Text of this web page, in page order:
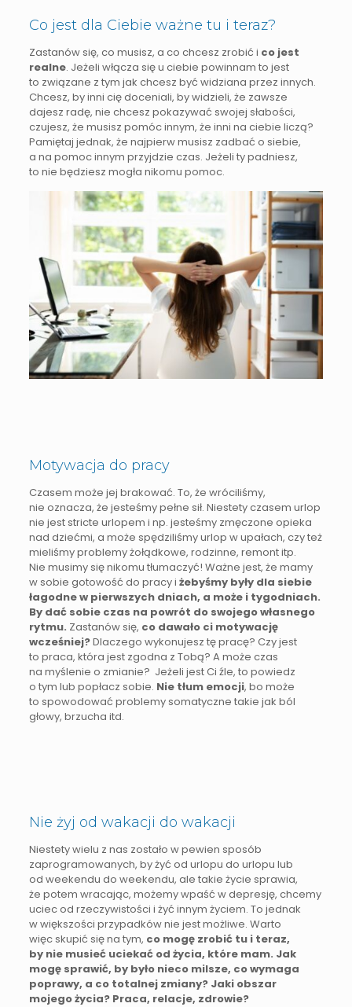
Co jest dla Ciebie ważne tu i teraz?
Zastanów się, co musisz, a co chcesz zrobić i co jest
realne. Jeżeli włącza się u ciebie powinnam to jest
to związane z tym jak chcesz być widziana przez innych.
Chcesz, by inni cię doceniali, by widzieli, że zawsze
dajesz radę, nie chcesz pokazywać swojej słabości,
czujesz, że musisz pomóc innym, że inni na ciebie liczą?
Pamiętaj jednak, że najpierw musisz zadbać o siebie,
a na pomoc innym przyjdzie czas. Jeżeli ty padniesz,
to nie będziesz mogła nikomu pomoc.
Motywacja do pracy
Czasem może jej brakować. To, że wróciliśmy,
nie oznacza, że jesteśmy pełne sił. Niestety czasem urlop
nie jest stricte urlopem i np. jesteśmy zmęczone opieka
nad dziećmi, a może spędziliśmy urlop w upałach, czy też
mieliśmy problemy żołądkowe, rodzinne, remont itp.
Nie musimy się nikomu tłumaczyć! Ważne jest, że mamy
w sobie gotowość do pracy i żebyśmy były dla siebie
łagodne w pierwszych dniach, a może i tygodniach.
By dać sobie czas na powrót do swojego własnego
rytmu. Zastanów się, co dawało ci motywację
wcześniej?Dlaczego wykonujesz tę pracę? Czy jest
to praca, która jest zgodna z Tobą? A może czas
na myślenie o zmianie? Jeżeli jest Ci źle, to powiedz
o tym lub popłacz sobie. Nie tłum emocji, bo może
to spowodować problemy somatyczne takie jak ból
głowy, brzucha itd.
Nie żyj od wakacji do wakacji
Niestety wielu z nas zostało w pewien sposób
zaprogramowanych, by żyć od urlopu do urlopu lub
od weekendu do weekendu, ale takie życie sprawia,
że potem wracając, możemy wpaść w depresję, chcemy
uciec od rzeczywistości i żyć innym życiem. To jednak
w większości przypadków nie jest możliwe. Warto
więc skupić się na tym, co mogę zrobić tu i teraz,
by nie musieć uciekać od życia, które mam. Jak
mogę sprawić, by było nieco milsze, co wymaga
poprawy, a co totalnej zmiany? Jaki obszar
mojego życia? Praca, relacje, zdrowie?